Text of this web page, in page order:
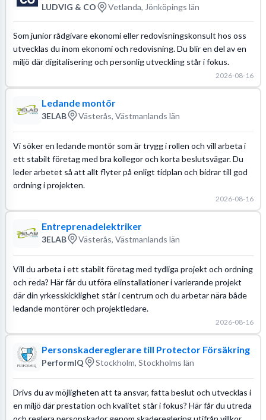
LUDVIG & CO Vetlanda, Jönköpings län
Som junior rådgivare ekonomi eller redovisningskonsult hos oss
utvecklas du inom ekonomi och redovisning. Du blir en del av en
miljö där digitalisering och personlig utveckling står i fokus.
2026-08-16
Ledande montör
3ELAB Västerås, Västmanlands län
Vi söker en ledande montör som är trygg i rollen och vill arbeta i
ett stabilt företag med bra kollegor och korta beslutsvägar. Du
leder arbetet så att allt flyter på enligt tidplan och bidrar till god
ordning i projekten.
2026-08-16
Entreprenadelektriker
3ELAB Västerås, Västmanlands län
Vill du arbeta i ett stabilt företag med tydliga projekt och ordning
och reda? Här får du utföra elinstallationer i varierande projekt
där din yrkesskicklighet står i centrum och du arbetar nära både
ledande montörer och projektledare.
2026-08-16
Personskadereglerare till Protector Försäkring
PerformIQ Stockholm, Stockholms län
Drivs du av möjligheten att ta ansvar, fatta beslut och utvecklas i
en miljö där prestation och kvalitet står i fokus? Här får du utreda